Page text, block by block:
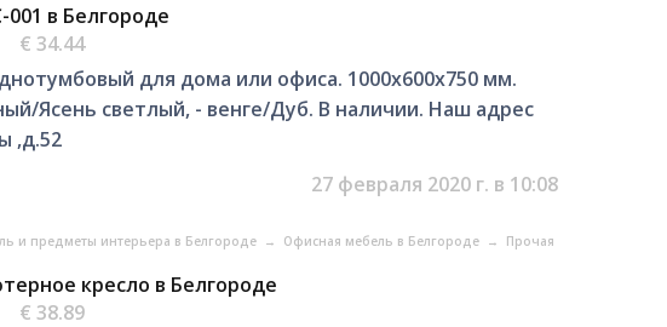
в Белгороде
€ 34.44
для дома или офиса. 1000х600х750 мм.
Ясень светлый, - венге/Дуб. В наличии. Наш адрес
,д.52
27 февраля 2020 г. в 10:08
и предметы интерьера в Белгороде → Офисная мебель в Белгороде → Прочая
кресло в Белгороде
€ 38.89